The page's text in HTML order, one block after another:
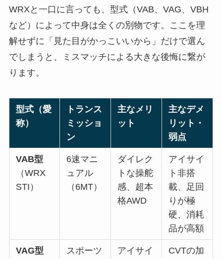
WRXと一口に言っても、型式（VAB、VAG、VBH
など）によって中身は全くの別物です。ここを理
解せずに「見た目がかっこいいから」だけで選ん
でしまうと、ミスマッチによる大きな後悔に繋が
ります。
型式（愛
称）
トランス
ミッショ
ン
主なメリ
ット
主なデメ
リット・
弱点
VAB型
（WRX
STI）
6速マニ
ュアル
（6MT）
ダイレク
トな操舵
感、超本
格AWD
アイサイ
ト非搭
載、足回
りが極
硬、消耗
品が高額
VAG型
スポーツ
アイサイ
CVTの加